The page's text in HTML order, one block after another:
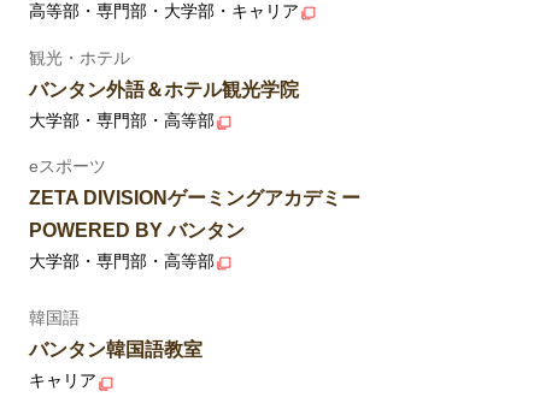
高等部・専門部・大学部・キャリア
観光・ホテル
バンタン外語＆ホテル観光学院
大学部・専門部・高等部
eスポーツ
ZETA DIVISIONゲーミングアカデミー
POWERED BY バンタン
大学部・専門部・高等部
韓国語
バンタン韓国語教室
キャリア